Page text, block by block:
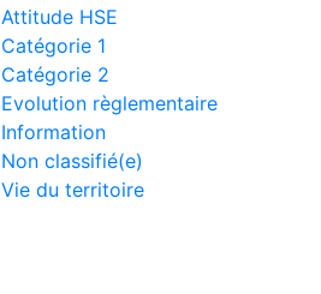
Attitude HSE
Catégorie 1
Catégorie 2
Evolution règlementaire
Information
Non classifié(e)
Vie du territoire